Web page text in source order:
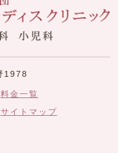
1978
料金一覧
サイトマップ